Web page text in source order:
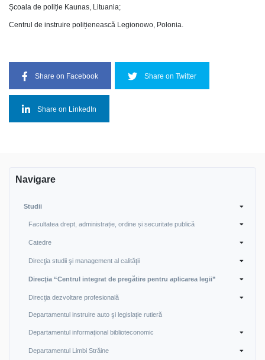
Școala de poliție Kaunas, Lituania;
Centrul de instruire polițienească Legionowo, Polonia.
Share on Facebook Share on Twitter
Share on LinkedIn
Navigare
Studii
Facultatea drept, administrație, ordine și securitate publică
Catedre
Direcţia studii şi management al calităţii
Direcţia “Centrul integrat de pregătire pentru aplicarea legii”
Direcţia dezvoltare profesională
Departamentul instruire auto şi legislaţie rutieră
Departamentul informaţional biblioteconomic
Departamentul Limbi Străine